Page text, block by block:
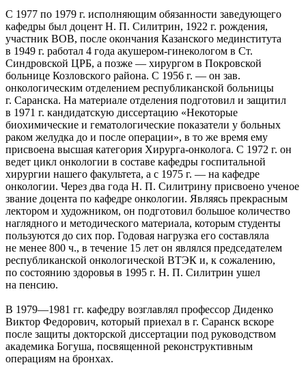
С 1977 по 1979 г. исполняющим обязанности заведующего
кафедры был доцент Н. П. Силитрин, 1922 г. рождения,
участник ВОВ, после окончания Казанского мединститута
в 1949 г. работал 4 года акушером-гинекологом в Ст.
Синдровской ЦРБ, а позже — хирургом в Покровской
больнице Козловского района. С 1956 г. — он зав.
онкологическим отделением республиканской больницы
г. Саранска. На материале отделения подготовил и защитил
в 1971 г. кандидатскую диссертацию «Некоторые
биохимические и гематологические показатели у больных
раком желудка до и после операции», в то же время ему
присвоена высшая категория Хирурга-онколога. С 1972 г. он
ведет цикл онкологии в составе кафедры госпитальной
хирургии нашего факультета, а с 1975 г. — на кафедре
онкологии. Через два года Н. П. Силитрину присвоено ученое
звание доцента по кафедре онкологии. Являясь прекрасным
лектором и художником, он подготовил большое количество
наглядного и методического материала, которым студенты
пользуются до сих пор. Годовая нагрузка его составляла
не менее 800 ч., в течение 15 лет он являлся председателем
республиканской онкологической ВТЭК и, к сожалению,
по состоянию здоровья в 1995 г. Н. П. Силитрин ушел
на пенсию.
В 1979—1981 гг. кафедру возглавлял профессор Диденко
Виктор Федорович, который приехал в г. Саранск вскоре
после защиты докторской диссертации под руководством
академика Богуша, посвященной реконструктивным
операциям на бронхах.